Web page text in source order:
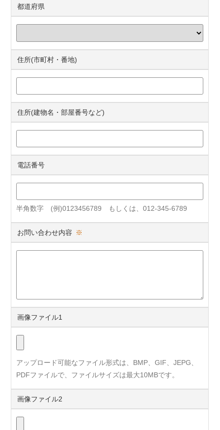
都道府県
住所(市町村・番地)
住所(建物名・部屋番号など)
電話番号
半角数字 (例)0123456789 もしくは、012-345-6789
お問い合わせ内容 ※
画像ファイル1
アップロード可能なファイル形式は、BMP、GIF、JEPG、
PDFファイルで、ファイルサイズは最大10MBです。
画像ファイル2